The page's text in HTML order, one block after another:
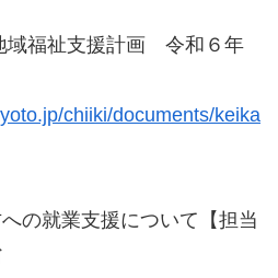
域福祉支援計画 令和６年
chiiki/documents/keika
の就業支援について【担当